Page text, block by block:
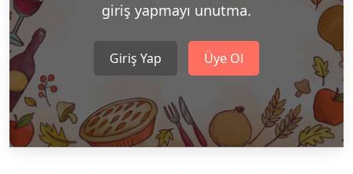
giriş yapmayı unutma.
Giriş Yap Üye Ol